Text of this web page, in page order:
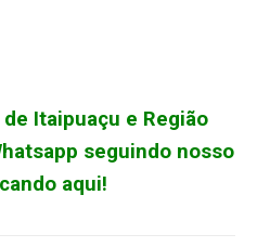
Itaipuaçu e Região
seguindo nosso
aqui!